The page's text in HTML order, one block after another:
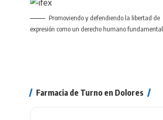
Promoviendo y defendiendo la libertad de
expresión como un derecho humano fundamental.
Farmacia de Turno en Dolores